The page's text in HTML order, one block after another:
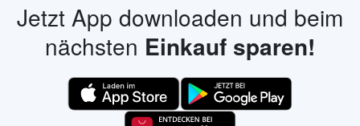
Jetzt App downloaden und beim
nächsten Einkauf sparen!